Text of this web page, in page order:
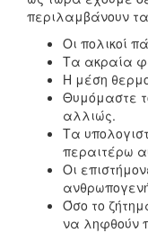
περιλαμβάνουν
Οι πολικοί
Τα ακραία
Η μέση
Θυμόμαστε
αλλιώς.
Τα
περαιτέρω
Οι
Όσο το
να ληφθούν